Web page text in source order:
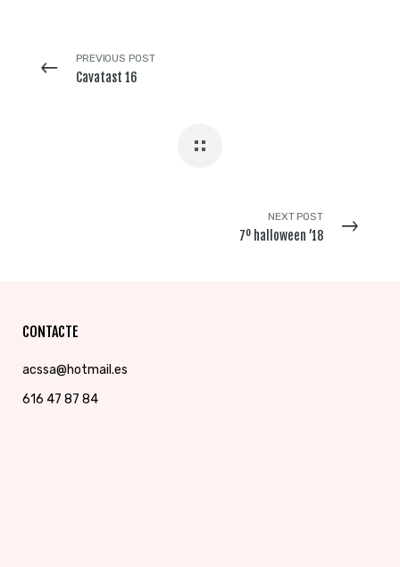
PREVIOUS POST
Cavatast 16
NEXT POST
7º halloween ’18
CONTACTE
acssa@hotmail.es
616 47 87 84